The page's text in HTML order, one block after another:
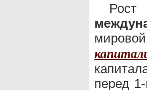
перед